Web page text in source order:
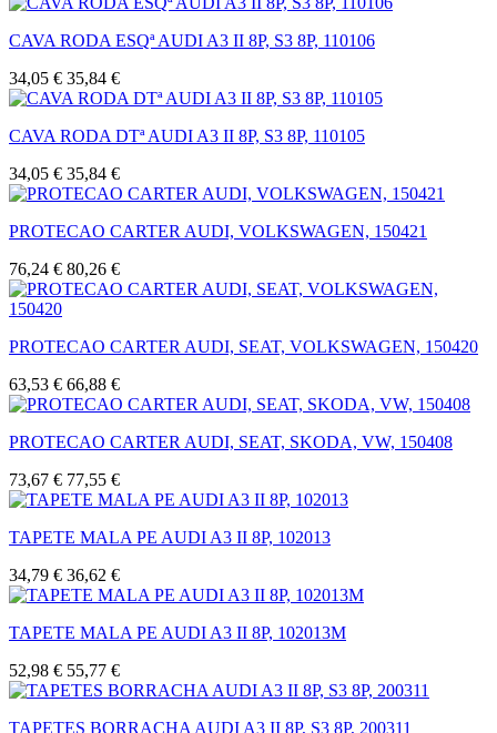
CAVA RODA ESQª AUDI A3 II 8P, S3 8P, 110106
34,05 € 35,84 €
CAVA RODA DTª AUDI A3 II 8P, S3 8P, 110105
34,05 € 35,84 €
PROTECAO CARTER AUDI, VOLKSWAGEN, 150421
76,24 € 80,26 €
PROTECAO CARTER AUDI, SEAT, VOLKSWAGEN, 150420
63,53 € 66,88 €
PROTECAO CARTER AUDI, SEAT, SKODA, VW, 150408
73,67 € 77,55 €
TAPETE MALA PE AUDI A3 II 8P, 102013
34,79 € 36,62 €
TAPETE MALA PE AUDI A3 II 8P, 102013M
52,98 € 55,77 €
TAPETES BORRACHA AUDI A3 II 8P, S3 8P, 200311